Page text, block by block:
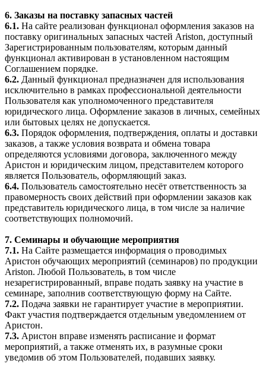
6. Заказы на поставку запасных частей
6.1. На сайте реализован функционал оформления заказов на
поставку оригинальных запасных частей Ariston, доступный
Зарегистрированным пользователям, которым данный
функционал активирован в установленном настоящим
Соглашением порядке.
6.2. Данный функционал предназначен для использования
исключительно в рамках профессиональной деятельности
Пользователя как уполномоченного представителя
юридического лица. Оформление заказов в личных, семейных
или бытовых целях не допускается.
6.3. Порядок оформления, подтверждения, оплаты и доставки
заказов, а также условия возврата и обмена товара
определяются условиями договора, заключенного между
Аристон и юридическим лицом, представителем которого
является Пользователь, оформляющий заказ.
6.4. Пользователь самостоятельно несёт ответственность за
правомерность своих действий при оформлении заказов как
представитель юридического лица, в том числе за наличие
соответствующих полномочий.
7. Семинары и обучающие мероприятия
7.1. На Сайте размещается информация о проводимых
Аристон обучающих мероприятий (семинаров) по продукции
Ariston. Любой Пользователь, в том числе
незарегистрированный, вправе подать заявку на участие в
семинаре, заполнив соответствующую форму на Сайте.
7.2. Подача заявки не гарантирует участие в мероприятии.
Факт участия подтверждается отдельным уведомлением от
Аристон.
7.3. Аристон вправе изменять расписание и формат
мероприятий, а также отменять их, в разумные сроки
уведомив об этом Пользователей, подавших заявку.